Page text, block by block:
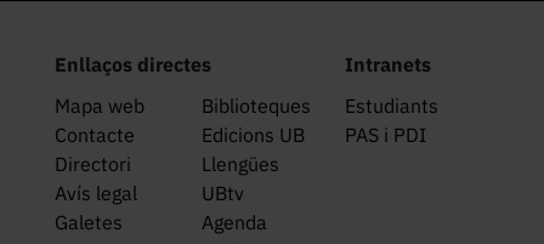
Enllaços directes
Mapa web
Biblioteques
Contacte
Edicions UB
Directori
Llengües
Avís legal
UBtv
Galetes
Agenda
Intranets
Estudiants
PAS i PDI